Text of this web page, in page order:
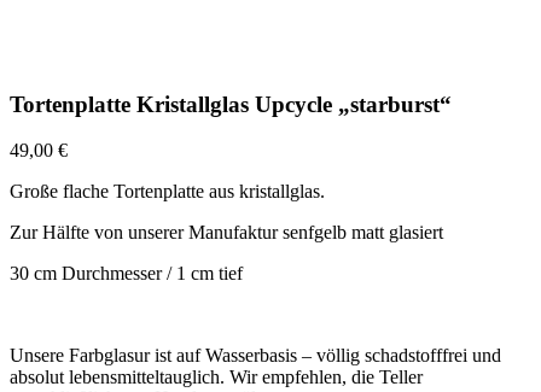
Tortenplatte Kristallglas Upcycle „starburst“
49,00 €
Große flache Tortenplatte aus kristallglas.
Zur Hälfte von unserer Manufaktur senfgelb matt glasiert
30 cm Durchmesser / 1 cm tief
Unsere Farbglasur ist auf Wasserbasis – völlig schadstofffrei und
absolut lebensmitteltauglich. Wir empfehlen, die Teller